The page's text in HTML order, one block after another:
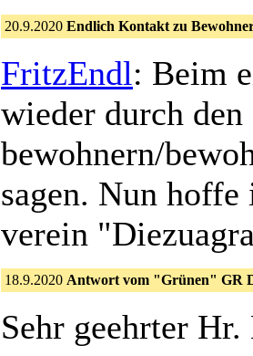
20.9.2020 Endlich Kontakt zu
FritzEndl: Beim
wieder durch
bewohnern/
sagen. Nun
verein
18.9.2020 Antwort vom "Grünen" GR
Sehr geehrter